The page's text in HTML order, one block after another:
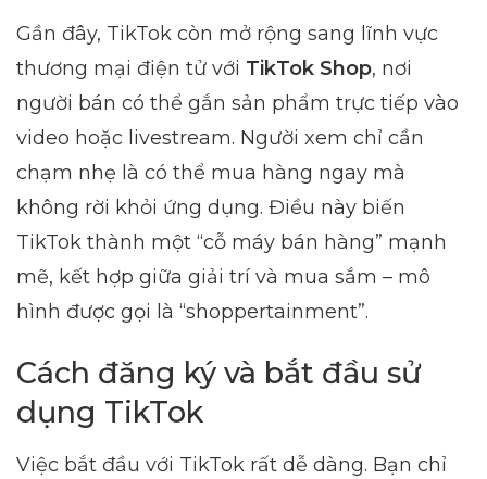
Gần đây, TikTok còn mở rộng sang lĩnh vực
thương mại điện tử với TikTok Shop, nơi
người bán có thể gắn sản phẩm trực tiếp vào
video hoặc livestream. Người xem chỉ cần
chạm nhẹ là có thể mua hàng ngay mà
không rời khỏi ứng dụng. Điều này biến
TikTok thành một “cỗ máy bán hàng” mạnh
mẽ, kết hợp giữa giải trí và mua sắm – mô
hình được gọi là “shoppertainment”.
Cách đăng ký và bắt đầu sử
dụng TikTok
Việc bắt đầu với TikTok rất dễ dàng. Bạn chỉ